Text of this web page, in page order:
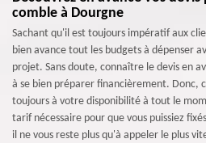
comble à Dourgne
Sachant qu'il est toujours impératif aux
bien avance tout les budgets à dépenser
projet. Sans doute, connaître le devis en
à se bien préparer financièrement. Donc,
toujours à votre disponibilité à tout le
tarif nécessaire pour que vous puissiez
il ne vous reste plus qu'à appeler le plus